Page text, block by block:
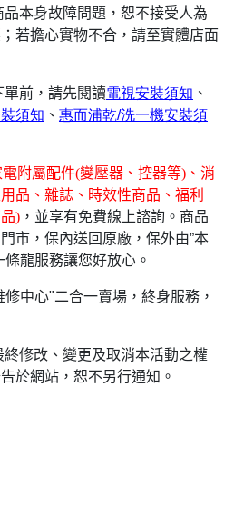
本身故障問題，恕不接受人為
若擔心實物不合，請至實體店面
前，請先閱讀電視安裝須知 、
須知 、 惠而浦乾/洗一機安裝須
電附屬配件(變壓器、控器等)、消
品、雜誌、時效性商品、福利
) ，並享有免費線上諮詢。商品
市，保內送回原廠，保外由”本
龍服務讓您好放心。
中心"二合一賣場，終身服務，
修改、變更及取消本活動之權
於網站，恕不另行通知。